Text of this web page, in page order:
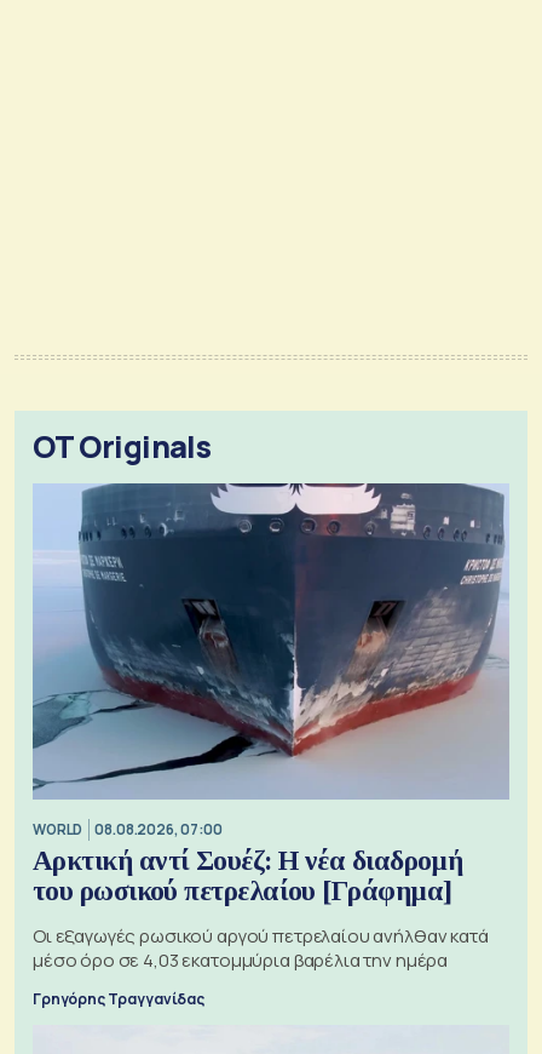
OT Originals
WORLD 08.08.2026, 07:00
Αρκτική αντί Σουέζ: Η νέα διαδρομή
του ρωσικού πετρελαίου [Γράφημα]
Οι εξαγωγές ρωσικού αργού πετρελαίου ανήλθαν κατά
μέσο όρο σε 4,03 εκατομμύρια βαρέλια την ημέρα
Γρηγόρης Τραγγανίδας